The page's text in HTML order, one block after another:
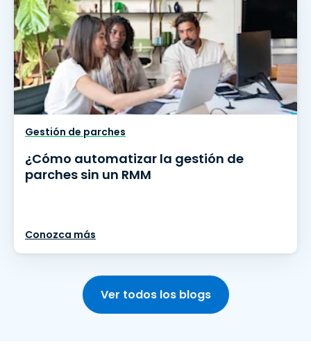
Gestión de parches
¿Cómo automatizar la gestión de
parches sin un RMM
Conozca más
Ver todos los blogs